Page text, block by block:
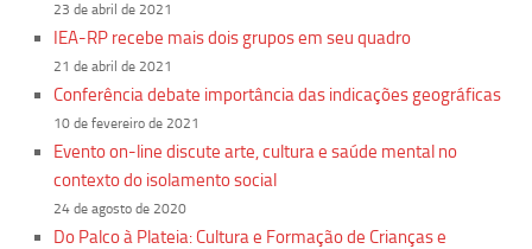
23 de abril de 2021
IEA-RP recebe mais dois grupos em seu quadro
21 de abril de 2021
Conferência debate importância das indicações geográficas
10 de fevereiro de 2021
Evento on-line discute arte, cultura e saúde mental no
contexto do isolamento social
24 de agosto de 2020
Do Palco à Plateia: Cultura e Formação de Crianças e